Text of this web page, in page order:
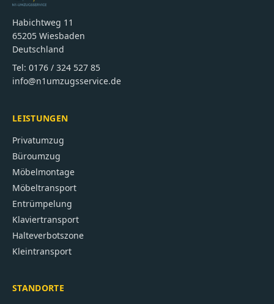
Habichtweg 11
65205 Wiesbaden
Deutschland
Tel: 0176 / 324 527 85
info@n1umzugsservice.de
LEISTUNGEN
Privatumzug
Büroumzug
Möbelmontage
Möbeltransport
Entrümpelung
Klaviertransport
Halteverbotszone
Kleintransport
STANDORTE